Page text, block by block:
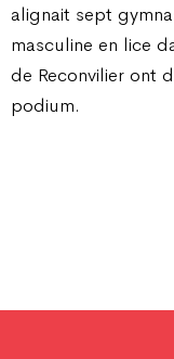
alignait sept
masculine en lice
de Reconvilier ont
podium.